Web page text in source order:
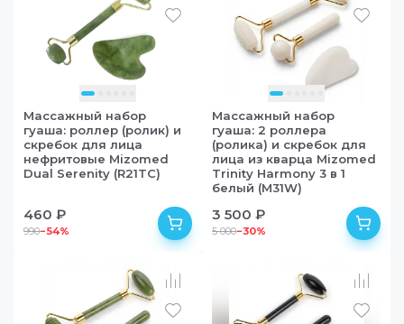
Массажный набор
гуаша: роллер (ролик) и
скребок для лица
нефритовые Mizomed
Dual Serenity (R21TC)
460 ₽
990−54%
Массажный набор
гуаша: 2 роллера
(ролика) и скребок для
лица из кварца Mizomed
Trinity Harmony 3 в 1
белый (M31W)
3 500 ₽
5 000−30%